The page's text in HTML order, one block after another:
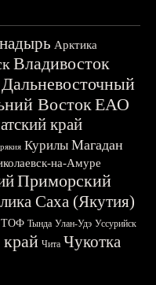
Арктика
Владивосток
Дальневосточный
ВостокЕАО
край
Курилы Магадан
на-Амуре
Приморский
Саха (Якутия)
ТОФ Тында Улан-Удэ Уссурийск
Чита Чукотка